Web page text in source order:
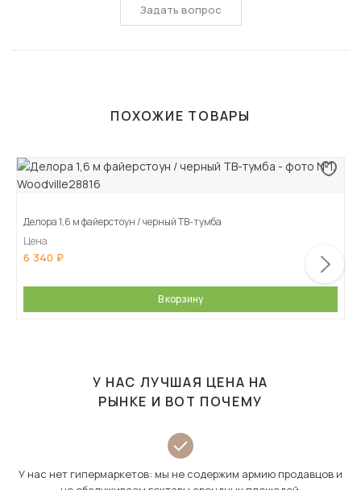
Задать вопрос
ПОХОЖИЕ ТОВАРЫ
Делора 1,6 м файерстоун / черный ТВ-тумба
Цена
6 340
В корзину
У НАС ЛУЧШАЯ ЦЕНА НА
РЫНКЕ И ВОТ ПОЧЕМУ
У нас нет гипермаркетов: мы не содержим армию продавцов и